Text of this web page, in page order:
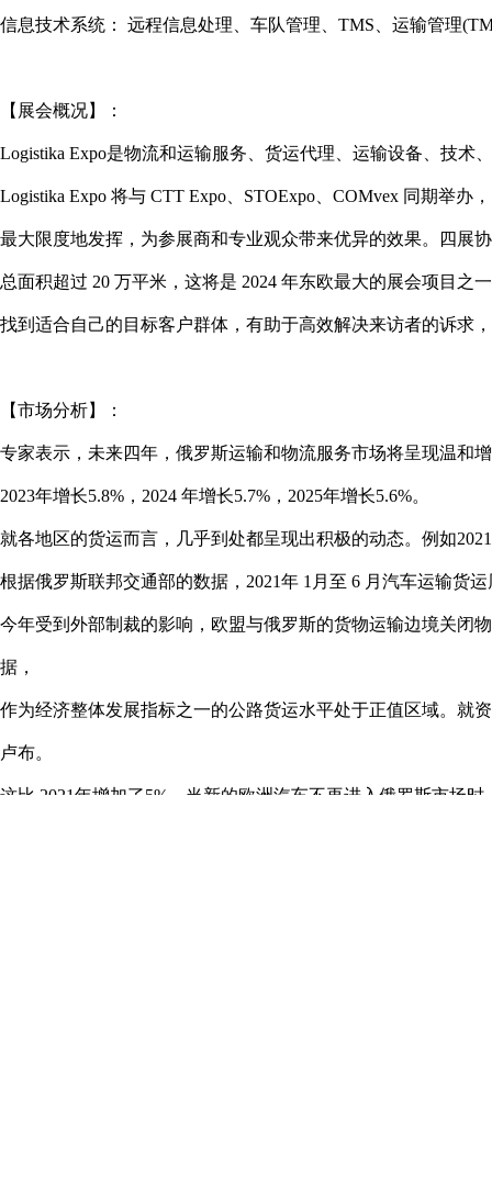
信息技术系统： 远程信息处理、车队管理、TMS、运输管理
【展会概况】：
Logistika Expo是物流和运输服务、货运代理、运输设备、技术
Logistika Expo 将与 CTT Expo、STOExpo、COMvex 同期举办
最大限度地发挥，为参展商和专业观众带来优异的效果。四展
总面积超过 20 万平米，这将是 2024 年东欧最大的展会项目之
找到适合自己的目标客户群体，有助于高效解决来访者的诉求
【市场分析】：
专家表示，未来四年，俄罗斯运输和物流服务市场将呈现温和
2023年增长5.8%，2024 年增长5.7%，2025年增长5.6%。
就各地区的货运而言，几乎到处都呈现出积极的动态。例如
根据俄罗斯联邦交通部的数据，2021年 1月至 6 月汽车运输货
今年受到外部制裁的影响，欧盟与俄罗斯的货物运输边境关闭
据，
作为经济整体发展指标之一的公路货运水平处于正值区域。就
卢布。
这比 2021年增加了5%。当新的欧洲汽车不再进入俄罗斯市场